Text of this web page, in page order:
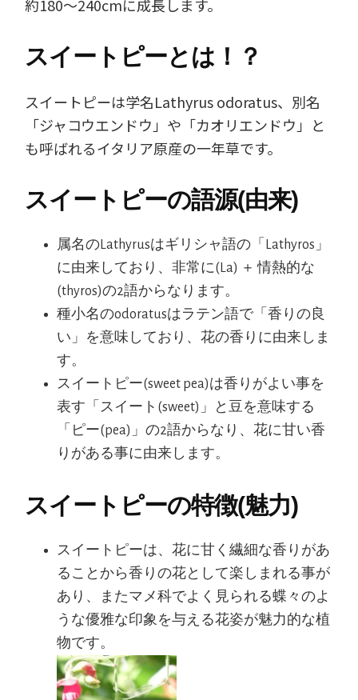
約180～240cmに成長します。
スイートピーとは！？
スイートピーは学名Lathyrus odoratus、別名
「ジャコウエンドウ」や「カオリエンドウ」と
も呼ばれるイタリア原産の一年草です。
スイートピーの語源(由来)
属名のLathyrusはギリシャ語の「Lathyros」
に由来しており、非常に(La) ＋ 情熱的な
(thyros)の2語からなります。
種小名のodoratusはラテン語で「香りの良
い」を意味しており、花の香りに由来しま
す。
スイートピー(sweet pea)は香りがよい事を
表す「スイート(sweet)」と豆を意味する
「ピー(pea)」の2語からなり、花に甘い香
りがある事に由来します。
スイートピーの特徴(魅力)
スイートピーは、花に甘く繊細な香りがあ
ることから香りの花として楽しまれる事が
あり、またマメ科でよく見られる蝶々のよ
うな優雅な印象を与える花姿が魅力的な植
物です。